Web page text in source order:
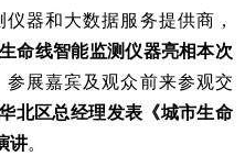
器和大数据服务提供商，
命线智能监测仪器亮相本次
参展嘉宾及观众前来参观交
北区总经理发表《城市生命
讲。